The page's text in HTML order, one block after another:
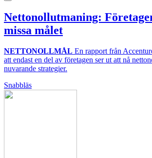
Nettonollutmaning:
missa målet
NETTONOLLMÅL En rapport från
att endast en del av företagen ser ut att nå
nuvarande strategier.
Snabbläs